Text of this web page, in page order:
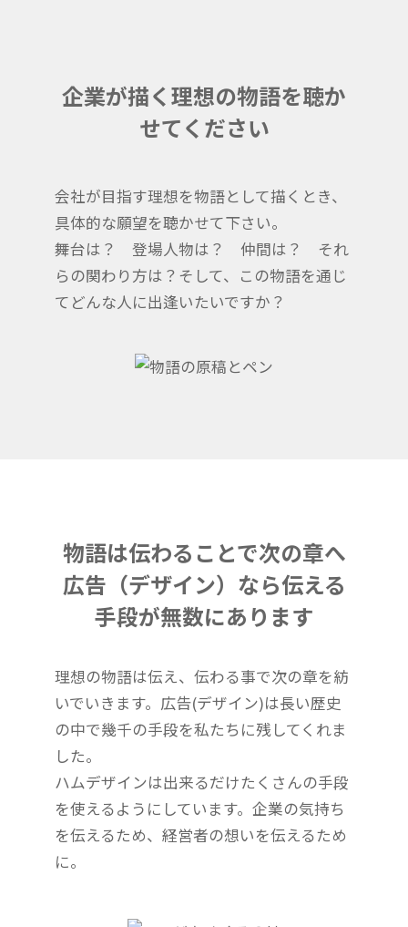
企業が描く理想の物語を聴か
せてください
会社が目指す理想を物語として描くとき、
具体的な願望を聴かせて下さい。
舞台は？ 登場人物は？ 仲間は？ それ
らの関わり方は？そして、この物語を通じ
てどんな人に出逢いたいですか？
物語は伝わることで次の章へ
広告（デザイン）なら伝える
手段が無数にあります
理想の物語は伝え、伝わる事で次の章を紡
いでいきます。広告(デザイン)は長い歴史
の中で幾千の手段を私たちに残してくれま
した。
ハムデザインは出来るだけたくさんの手段
を使えるようにしています。企業の気持ち
を伝えるため、経営者の想いを伝えるため
に。